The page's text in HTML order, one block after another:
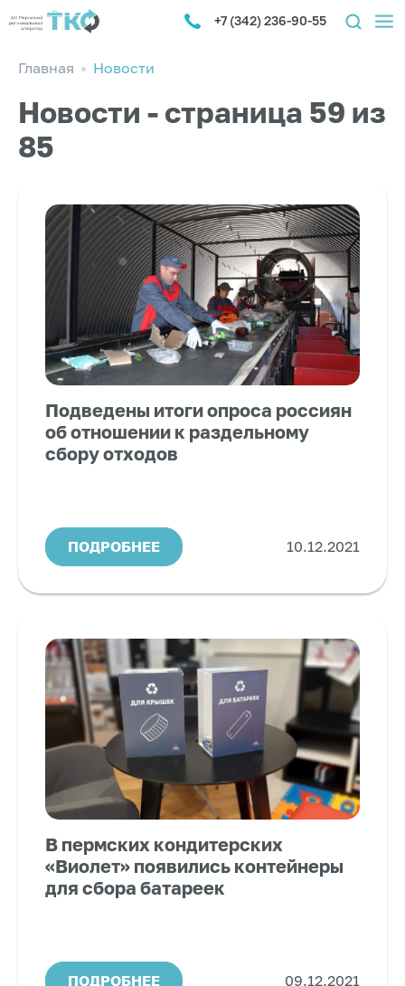
+7 (342) 236-90-55
Главная Новости
Новости - страница 59 из
85
Подведены итоги опроса россиян
об отношении к раздельному
сбору отходов
ПОДРОБНЕЕ 10.12.2021
В пермских кондитерских
«Виолет» появились контейнеры
для сбора батареек
ПОДРОБНЕЕ 09.12.2021